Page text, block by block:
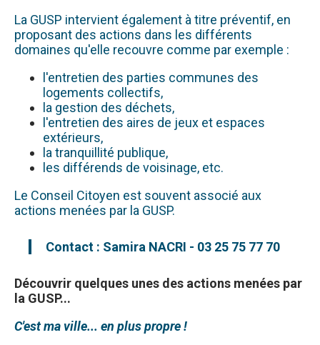
La GUSP intervient également à titre préventif, en
proposant des actions dans les différents
domaines qu'elle recouvre comme par exemple :
l'entretien des parties communes des
logements collectifs,
la gestion des déchets,
l'entretien des aires de jeux et espaces
extérieurs,
la tranquillité publique,
les différends de voisinage, etc.
Le Conseil Citoyen est souvent associé aux
actions menées par la GUSP.
Contact : Samira NACRI - 03 25 75 77 70
Découvrir quelques unes des actions menées par
la GUSP...
C'est ma ville... en plus propre !